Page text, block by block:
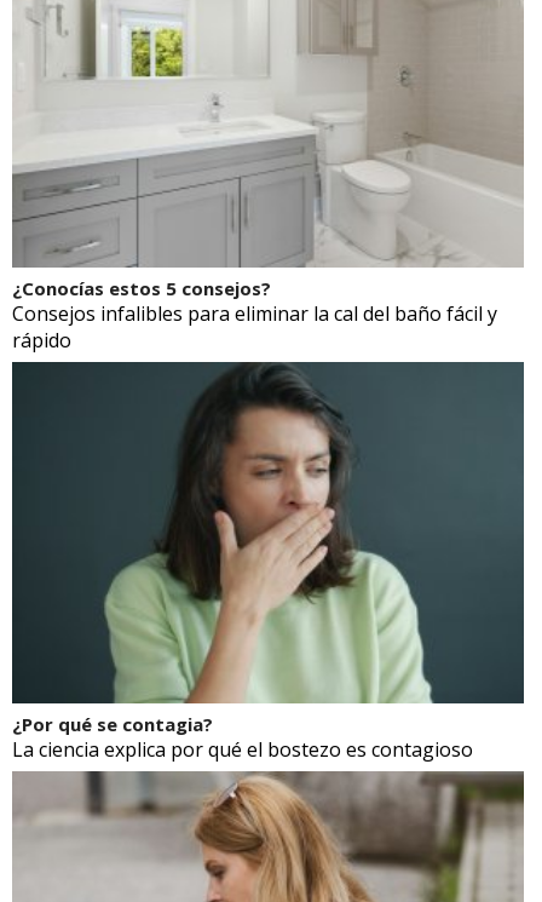
¿Conocías estos 5 consejos?
Consejos infalibles para eliminar la cal del baño fácil y
rápido
¿Por qué se contagia?
La ciencia explica por qué el bostezo es contagioso